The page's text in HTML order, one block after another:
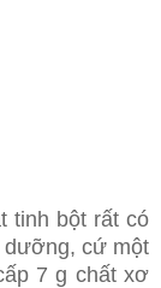
tinh bột rất có
dưỡng, cứ một
7 g chất xơ